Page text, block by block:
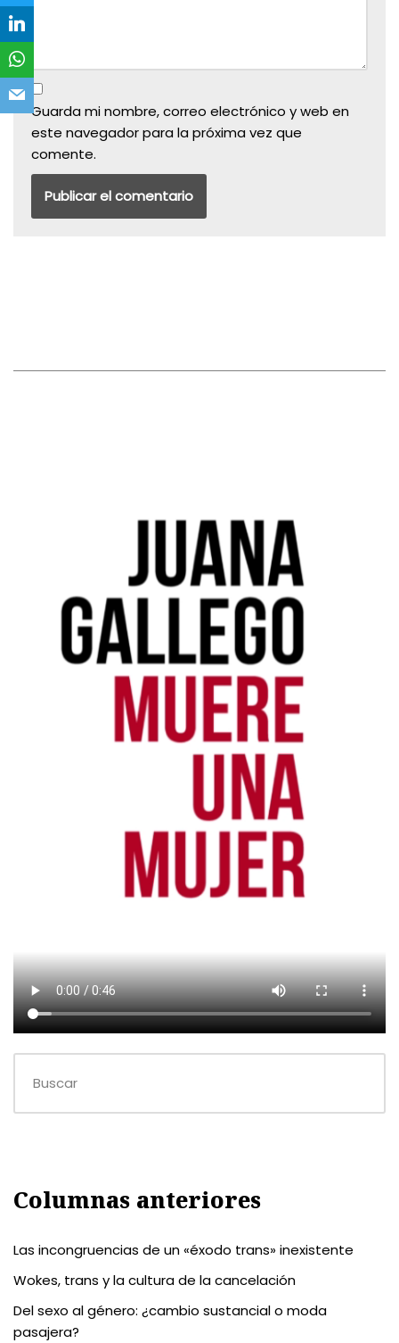
Guarda mi nombre, correo electrónico y web en
este navegador para la próxima vez que
comente.
Columnas anteriores
Las incongruencias de un «éxodo trans» inexistente
Wokes, trans y la cultura de la cancelación
Del sexo al género: ¿cambio sustancial o moda
pasajera?